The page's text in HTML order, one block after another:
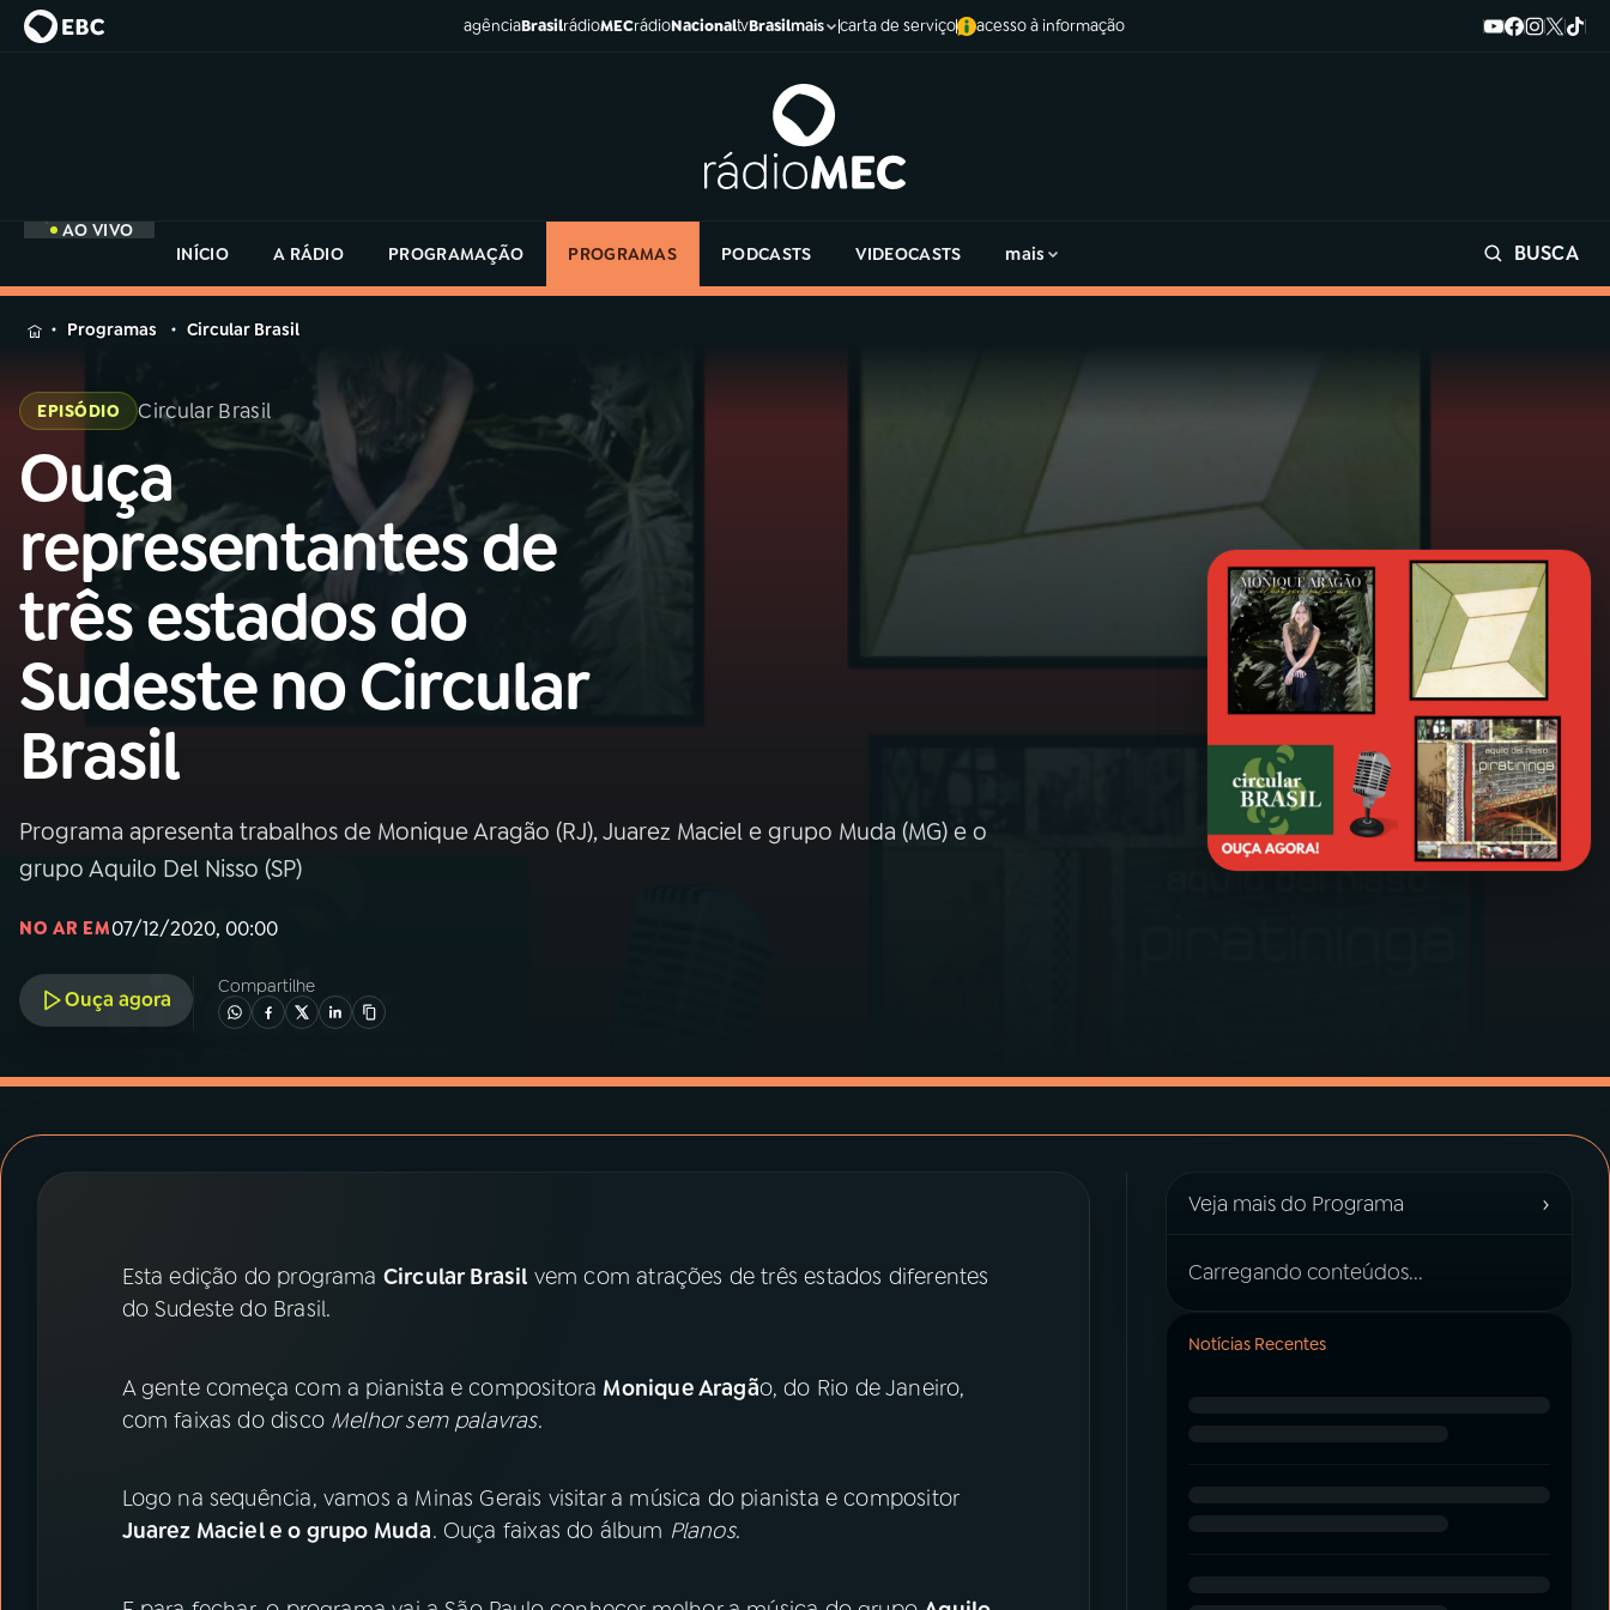
agênciaBrasilrádioMECrádioNacionaltvBrasilmais carta de serviço acesso à informação
AO VIVO
INÍCIO
A RÁDIO PROGRAMAÇÃO PROGRAMAS PODCASTS VIDEOCASTS mais BUSCA
MENU
Buscar
na
Rádio
MEC
Buscar
Início AO VIVO
01INÍCIO
A RÁDIO
03PROGRAMAÇÃO
04PROGRAMAS
05 PODCASTS
06VIDEOCASTS
07ÚLTIMAS
Facebook
na
Rádio
Programas Circular Brasil
EPISÓDIO Circular Brasil
Ouça
representantes de
três estados do
Sudeste no Circular
Brasil
Programa apresenta trabalhos de Monique Aragão (RJ), Juarez Maciel e grupo Muda (MG) e o
grupo Aquilo Del Nisso (SP)
NO AR EM07/12/2020, 00:00
Ouça agora
Compartilhe
Esta edição do programa Circular Brasil vem com atrações de três estados diferentes
do Sudeste do Brasil.
A gente começa com a pianista e compositora Monique Aragão, do Rio de Janeiro,
com faixas do disco Melhor sem palavras.
Logo na sequência, vamos a Minas Gerais visitar a música do pianista e compositor
Juarez Maciel e o grupo Muda. Ouça faixas do álbum Planos.
Veja mais do Programa ›
Carregando conteúdos...
Notícias Recentes